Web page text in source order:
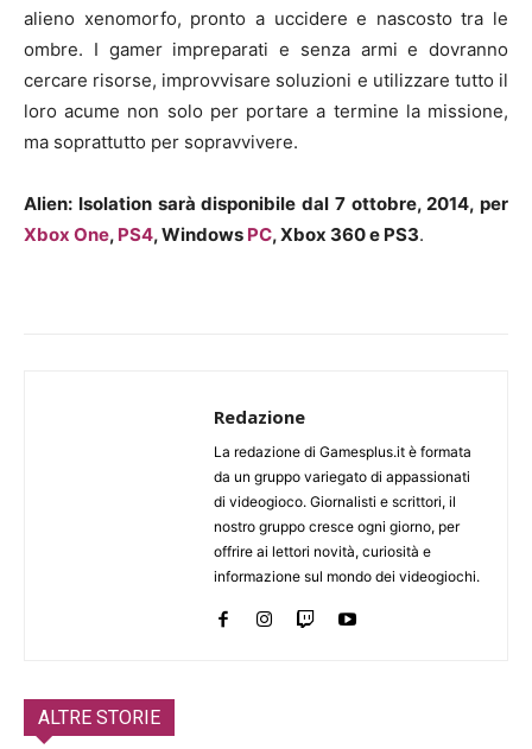
alieno xenomorfo, pronto a uccidere e nascosto tra le
ombre. I gamer impreparati e senza armi e dovranno
cercare risorse, improvvisare soluzioni e utilizzare tutto il
loro acume non solo per portare a termine la missione,
ma soprattutto per sopravvivere.
Alien: Isolation sarà disponibile dal 7 ottobre, 2014, per
Xbox One, PS4, Windows PC, Xbox 360 e PS3.
Redazione
La redazione di Gamesplus.it è formata
da un gruppo variegato di appassionati
di videogioco. Giornalisti e scrittori, il
nostro gruppo cresce ogni giorno, per
offrire ai lettori novità, curiosità e
informazione sul mondo dei videogiochi.
ALTRE STORIE